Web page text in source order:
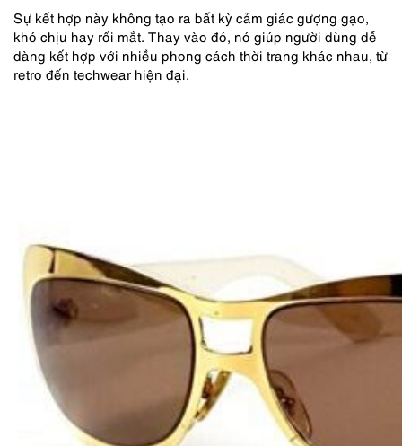
Sự kết hợp này không tạo ra bất kỳ cảm giác gượng gạo,
khó chịu hay rối mắt. Thay vào đó, nó giúp người dùng dễ
dàng kết hợp với nhiều phong cách thời trang khác nhau, từ
retro đến techwear hiện đại.